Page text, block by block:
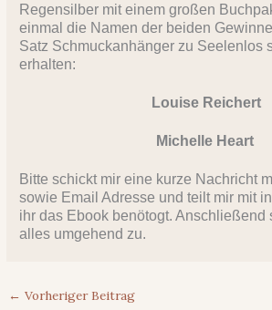
Regensilber mit einem großen
einmal die Namen der beiden
Satz Schmuckanhänger zu Seelenlos
erhalten:
Louise Reichert
Michelle Heart
Bitte schickt mir eine kurze Nachricht
sowie Email Adresse und teilt mir mit
ihr das Ebook benötogt. Anschließend
alles umgehend zu.
← Vorheriger Beitrag